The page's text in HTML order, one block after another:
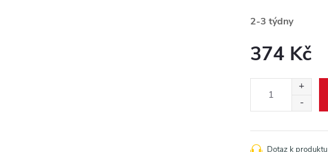
2-3 týdny
374 Kč
Dotaz k produktu